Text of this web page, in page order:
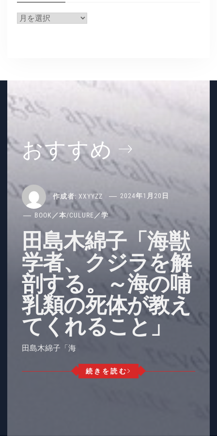
ー
ア
おすすめ
作成者: XXYYZZ 2024年1月20日
BOOK／本/CULURE／学
田島木綿子「海獣
学者、クジラを解
剖する。～海の哺
乳類の死体が教え
てくれること」
田島木綿子「海
続きを読む